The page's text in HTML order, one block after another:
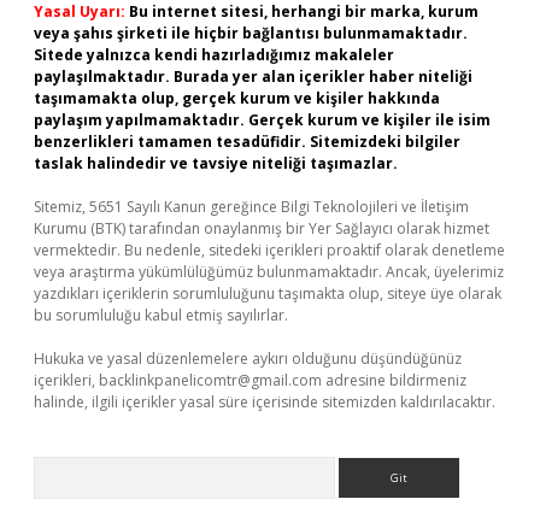
Yasal Uyarı: Bu internet sitesi, herhangi bir marka, kurum
veya şahıs şirketi ile hiçbir bağlantısı bulunmamaktadır.
Sitede yalnızca kendi hazırladığımız makaleler
paylaşılmaktadır. Burada yer alan içerikler haber niteliği
taşımamakta olup, gerçek kurum ve kişiler hakkında
paylaşım yapılmamaktadır. Gerçek kurum ve kişiler ile isim
benzerlikleri tamamen tesadüfidir. Sitemizdeki bilgiler
taslak halindedir ve tavsiye niteliği taşımazlar.
Sitemiz, 5651 Sayılı Kanun gereğince Bilgi Teknolojileri ve İletişim
Kurumu (BTK) tarafından onaylanmış bir Yer Sağlayıcı olarak hizmet
vermektedir. Bu nedenle, sitedeki içerikleri proaktif olarak denetleme
veya araştırma yükümlülüğümüz bulunmamaktadır. Ancak, üyelerimiz
yazdıkları içeriklerin sorumluluğunu taşımakta olup, siteye üye olarak
bu sorumluluğu kabul etmiş sayılırlar.
Hukuka ve yasal düzenlemelere aykırı olduğunu düşündüğünüz
içerikleri, backlinkpanelicomtr@gmail.com adresine bildirmeniz
halinde, ilgili içerikler yasal süre içerisinde sitemizden kaldırılacaktır.